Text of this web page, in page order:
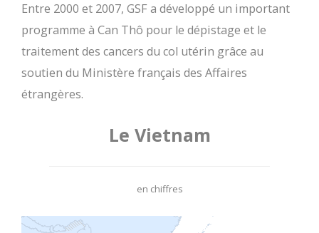
Entre 2000 et 2007, GSF a développé un important
programme à Can Thô pour le dépistage et le
traitement des cancers du col utérin grâce au
soutien du Ministère français des Affaires
étrangères.
Le Vietnam
en chiffres